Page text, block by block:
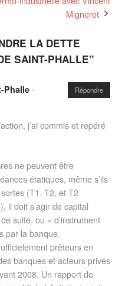
Mignerot
LA DETTE
SAINT-PHALLE”
Répondre
Phalle-
j’ai commis et repéré
ne peuvent être
étatiques, même s’ils
(T1, T2, et T2
il doit s’agir de capital
suite, ou « d’instrument
par la banque.
prêteurs en
banques et acteurs privés
2008. Un rapport de